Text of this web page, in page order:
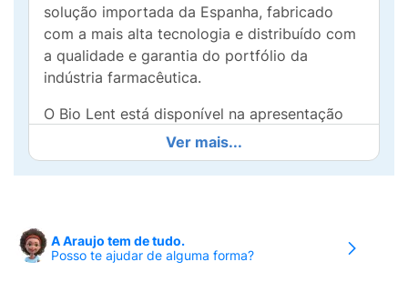
solução importada da Espanha, fabricado
com a mais alta tecnologia e distribuído com
a qualidade e garantia do portfólio da
indústria farmacêutica.
O Bio Lent está disponível na apresentação
de kit, contendo 1 frasco com 350ml, 1 frasco
com 120ml e 1 estojo para lentes. A
apresentação contém o Poloxamer, que é um
depósitos que se acumulam sobre a
superfície das lentes de contato.
Ver mais...
A Araujo tem de tudo.
Posso te ajudar de alguma forma?